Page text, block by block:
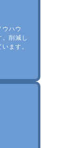
ウハウ
削減し
ます。